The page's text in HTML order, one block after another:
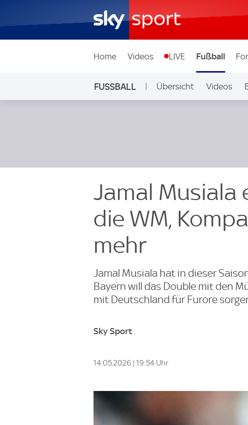
Home Videos LIVE Fußball
FUSSBALL Übersicht Videos
Jamal Musiala
die WM,
mehr
Jamal Musiala hat in dieser
Bayern will das Double mit den
mit Deutschland für Furore
Sky Sport
14.05.2026 | 19:54 Uhr